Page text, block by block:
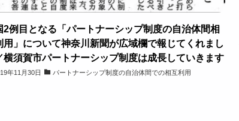
2例目となる「パートナーシップ制度の自治体間相
用」について神奈川新聞が広域欄で報じてくれまし
横須賀市パートナーシップ制度は成長していきます
年11月30日 パートナーシップ制度の自治体間での相互利用